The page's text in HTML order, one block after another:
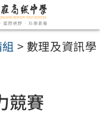
> 數理及資訊學
競賽